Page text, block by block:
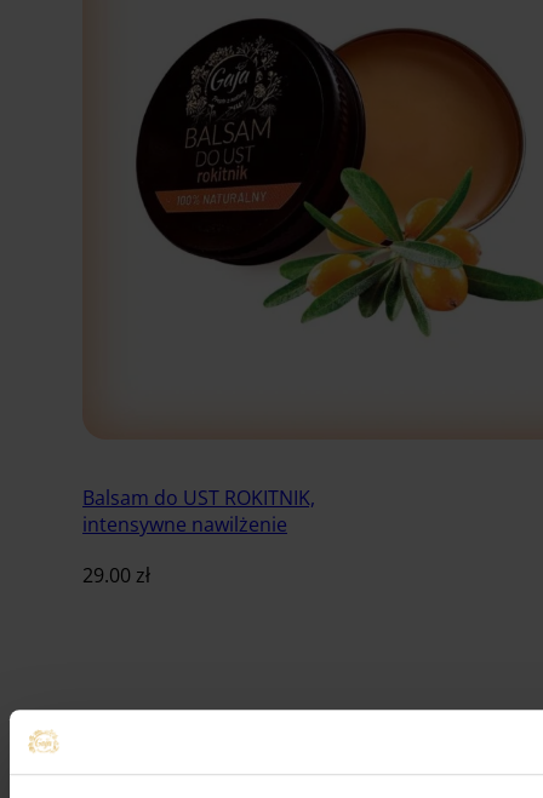
Balsam do UST ROKITNIK,
intensywne nawilżenie
29.00 zł